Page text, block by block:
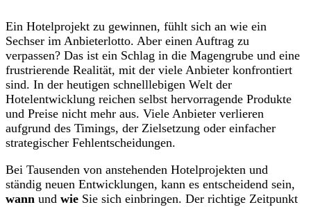
Ein Hotelprojekt zu gewinnen, fühlt sich an wie ein
Sechser im Anbieterlotto. Aber einen Auftrag zu
verpassen? Das ist ein Schlag in die Magengrube und eine
frustrierende Realität, mit der viele Anbieter konfrontiert
sind. In der heutigen schnelllebigen Welt der
Hotelentwicklung reichen selbst hervorragende Produkte
und Preise nicht mehr aus. Viele Anbieter verlieren
aufgrund des Timings, der Zielsetzung oder einfacher
strategischer Fehlentscheidungen.
Bei Tausenden von anstehenden Hotelprojekten und
ständig neuen Entwicklungen, kann es entscheidend sein,
wann und wie Sie sich einbringen. Der richtige Zeitpunkt